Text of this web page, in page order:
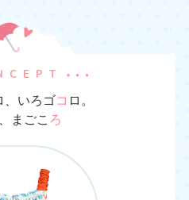
、いろゴコ ロ。
まごこ ろ